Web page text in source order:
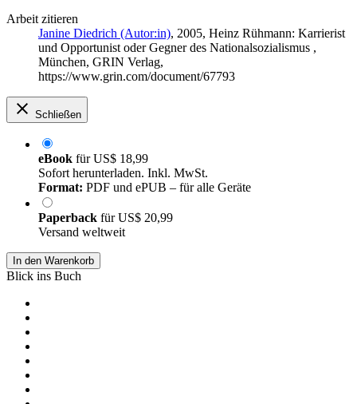
Arbeit zitieren
Janine Diedrich (Autor:in), 2005, Heinz Rühmann: Karrierist
und Opportunist oder Gegner des Nationalsozialismus ,
München, GRIN Verlag,
https://www.grin.com/document/67793
Schließen
eBook fürUS$ 18,99
Sofort herunterladen. Inkl. MwSt.
Format: PDF und ePUB – für alle Geräte
Paperback fürUS$ 20,99
Versand weltweit
In den Warenkorb
Blick ins Buch